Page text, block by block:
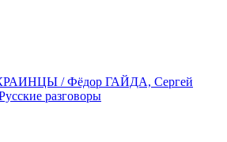
/ Фёдор ГАЙДА, Сергей
разговоры